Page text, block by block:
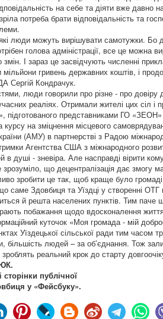
на себе та діяти вже
потреба брати відповідальність та
люди можуть вирішувати самотужки.
голова адміністрації, все це можна
І зараз це засвідчують численні
гривень державних коштів, і
Сергій Кондрачук.
люди говорили про різне - про
реаліях. Отримали жителі цих сіл і
підготованого представниками ГО
курсу на зміцнення місцевого
(АМУ) в партнерстві з Радою
Агентства США з міжнародного
в душі - зневіра. Але насправді вірити
зрозуміло, що децентралізація дає змогу
зробити це так, щоб краще було
саме Здовбиця та Уїздці у створенні
й решта населених пунктів. Тим паче
побажання щодо вдосконалення
куточок «Моя громада - мій
Уїздецької сільської ради тим часом
більшість людей – за об’єднання. Тож
реальний крок до старту
сторінки публічної
у «Фейсбуку».